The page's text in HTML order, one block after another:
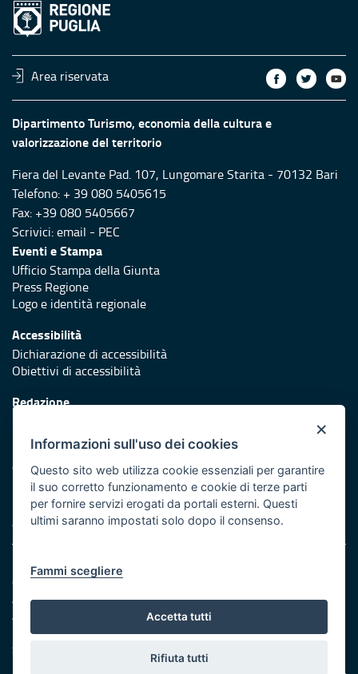
Area riservata
Dipartimento Turismo, economia della cultura e
valorizzazione del territorio
Fiera del Levante Pad. 107, Lungomare Starita - 70132 Bari
Telefono: + 39 080 5405615
Fax: +39 080 5405667
Scrivici:email - PEC
Eventi e Stampa
Ufficio Stampa della Giunta
Press Regione
Logo e identità regionale
Accessibilità
Dichiarazione di accessibilità
Obiettivi di accessibilità
Redazione
Protezione civile
Vai al sito di Protezione Civile Puglia
Iniziativa finanziata con risorse del POR Puglia 2014/2020 -
Asse XI
Note legali
Cookie e privacy
Amministrazione trasparente
Atti di notifica
Feed RSS
Servizi intranet
×
Informazioni sull'uso dei cookies
Questo sito web utilizza cookie essenziali per garantire
il suo corretto funzionamento e cookie di terze parti
per fornire servizi erogati da portali esterni. Questi
ultimi saranno impostati solo dopo il consenso.
Fammi scegliere
Accetta tutti
Rifiuta tutti